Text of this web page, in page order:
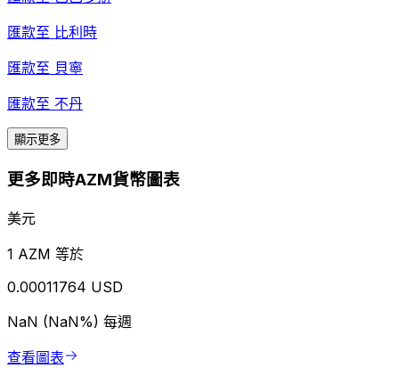
匯款至 比利時
匯款至 貝寧
匯款至 不丹
顯示更多
更多即時AZM貨幣圖表
美元
1 AZM 等於
0.00011764 USD
NaN (NaN%) 每週
查看圖表